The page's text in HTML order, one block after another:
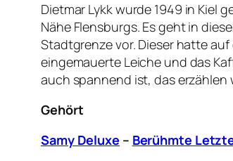
Dietmar Lykk wurde 1949 in Kiel
Nähe Flensburgs. Es geht in
Stadtgrenze vor. Dieser hatte
eingemauerte Leiche und das
auch spannend ist, das erzählen
Gehört
Samy Deluxe – Berühmte